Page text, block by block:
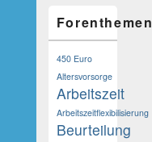
Forenthemen
450 Euro
Altersvorsorge
Arbeitszeit
Arbeitszeitflexibilisierung
Beurteilung